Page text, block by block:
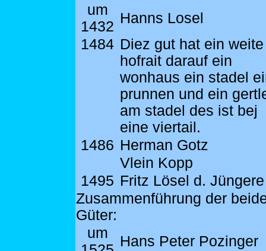
um
1432
Hanns Losel
1484 Diez gut hat ein weite
hofrait darauf ein
wonhaus ein stadel
prunnen und ein
am stadel des ist bej
eine viertail.
1486 Herman Gotz
Vlein Kopp
1495 Fritz Lösel d. Jüngere
Zusammenführung der
Güter:
um
Hans Peter Pozinger